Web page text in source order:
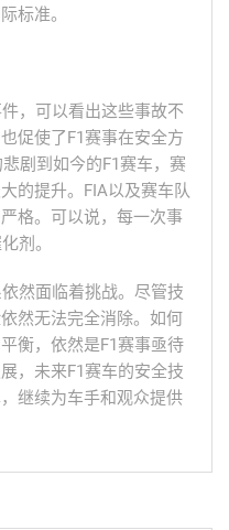
标准。
，可以看出这些事故不
促使了F1赛事在安全方
剧到如今的F1赛车，赛
的提升。FIA以及赛车队
格。可以说，每一次事
剂。
然面临着挑战。尽管技
然无法完全消除。如何
衡，依然是F1赛事亟待
，未来F1赛车的安全技
继续为车手和观众提供